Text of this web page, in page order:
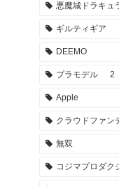
悪魔城ドラキュ
ギルティギア
DEEMO
プラモデル 2
Apple
クラウドファン
無双
コジマプロダク